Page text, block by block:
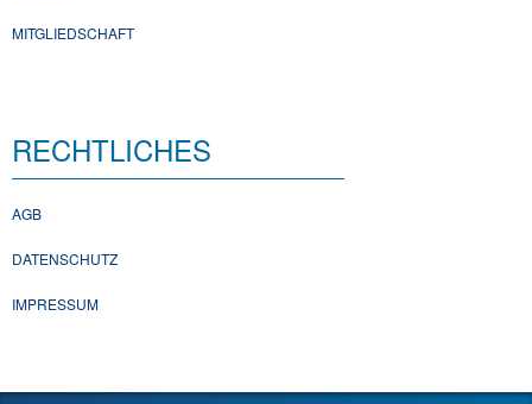
MITGLIEDSCHAFT
RECHTLICHES
AGB
DATENSCHUTZ
IMPRESSUM